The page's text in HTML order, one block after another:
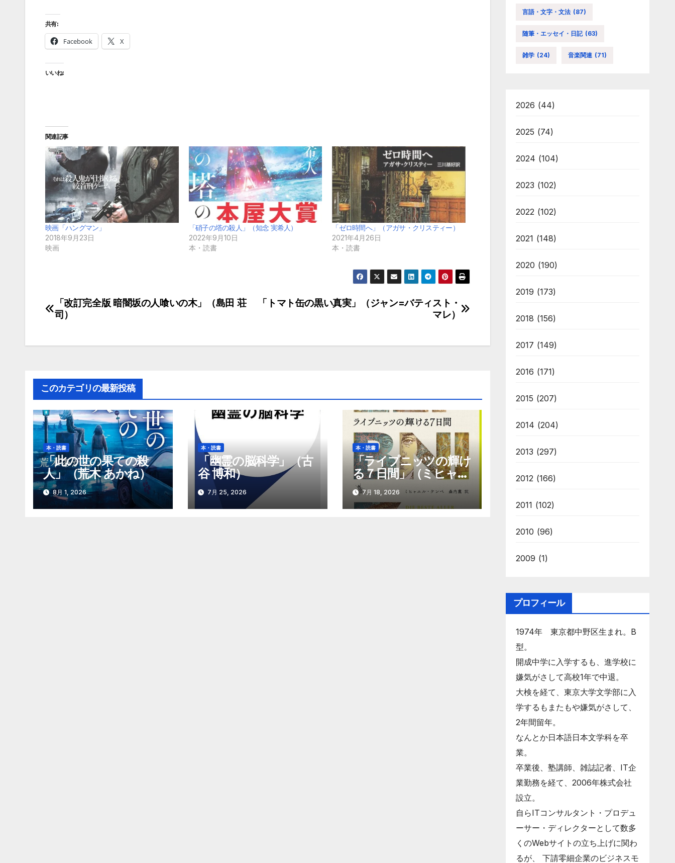
共有:
Facebook X
いいね:
関連記事
映画「ハングマン」
2018年9月23日
映画
「硝子の塔の殺人」（知念 実希人）
2022年9月10日
本・読書
「ゼロ時間へ」（アガサ・クリスティー）
2021年4月26日
本・読書
投
ナ
ゲ
ー
シ
ョ
ン
「トマト缶の黒い真実」（ジャン=バティスト・
マレ）
「改訂完全版 暗闇坂の人喰いの木」（島田 荘
司）
このカテゴリの最新投稿
本・読書
「此の世の果ての殺
人」（荒木 あかね）
8月 1, 2026
本・読書
「幽霊の脳科学」（古
谷 博和）
7月 25, 2026
本・読書
「ライプニッツの輝け
る７日間」（ミヒャエ
ル・ケンペ）
7月 18, 2026
言語・文字・文法 (87)
随筆・エッセイ・日記 (63)
雑学 (24) 音楽関連 (71)
2026 (44)
2025 (74)
2024 (104)
2023 (102)
2022 (102)
2021 (148)
2020 (190)
2019 (173)
2018 (156)
2017 (149)
2016 (171)
2015 (207)
2014 (204)
2013 (297)
2012 (166)
2011 (102)
2010 (96)
2009 (1)
プロフィール
1974年 東京都中野区生まれ。B
型。
開成中学に入学するも、進学校に
嫌気がさして高校1年で中退。
大検を経て、東京大学文学部に入
学するもまたもや嫌気がさして、
2年間留年。
なんとか日本語日本文学科を卒
業。
卒業後、塾講師、雑誌記者、IT企
業勤務を経て、2006年株式会社
設立。
自らITコンサルタント・プロデュ
ーサー・ディレクターとして数多
くのWebサイトの立ち上げに関わ
るが、 下請零細企業のビジネスモ